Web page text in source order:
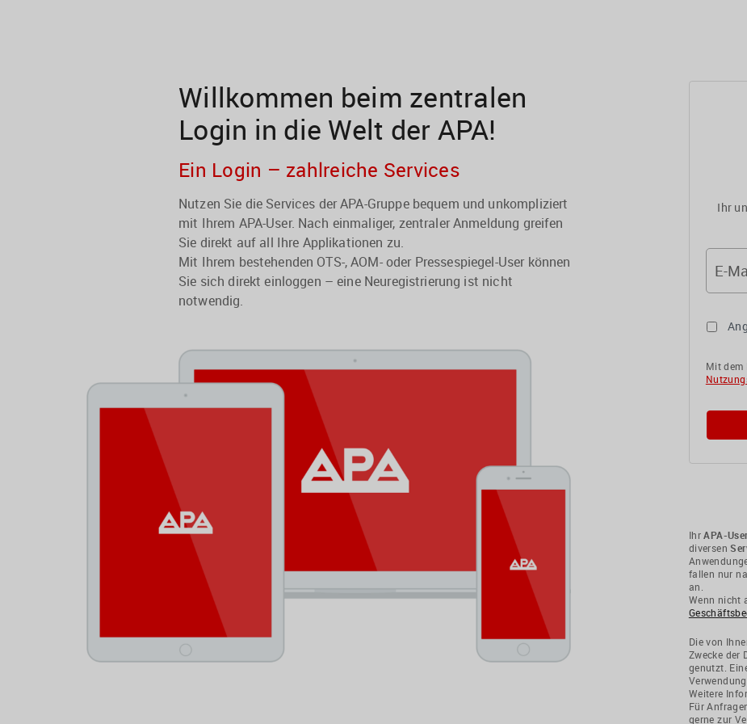
Willkommen beim zentralen
Login in die Welt der APA!
Ein Login – zahlreiche Services
Nutzen Sie die Services der APA-Gruppe bequem und unkompliziert
mit Ihrem APA-User. Nach einmaliger, zentraler Anmeldung greifen
Sie direkt auf all Ihre Applikationen zu.
Mit Ihrem bestehenden OTS-, AOM- oder Pressespiegel-User können
Sie sich direkt einloggen – eine Neuregistrierung ist nicht
notwendig.
Ihr
E-
Mit dem
IhrAPA-User
diversen
fallen nur
an.
Wenn nicht
Die von
Zwecke der
genutzt.
Weitere
Für
gerne zur